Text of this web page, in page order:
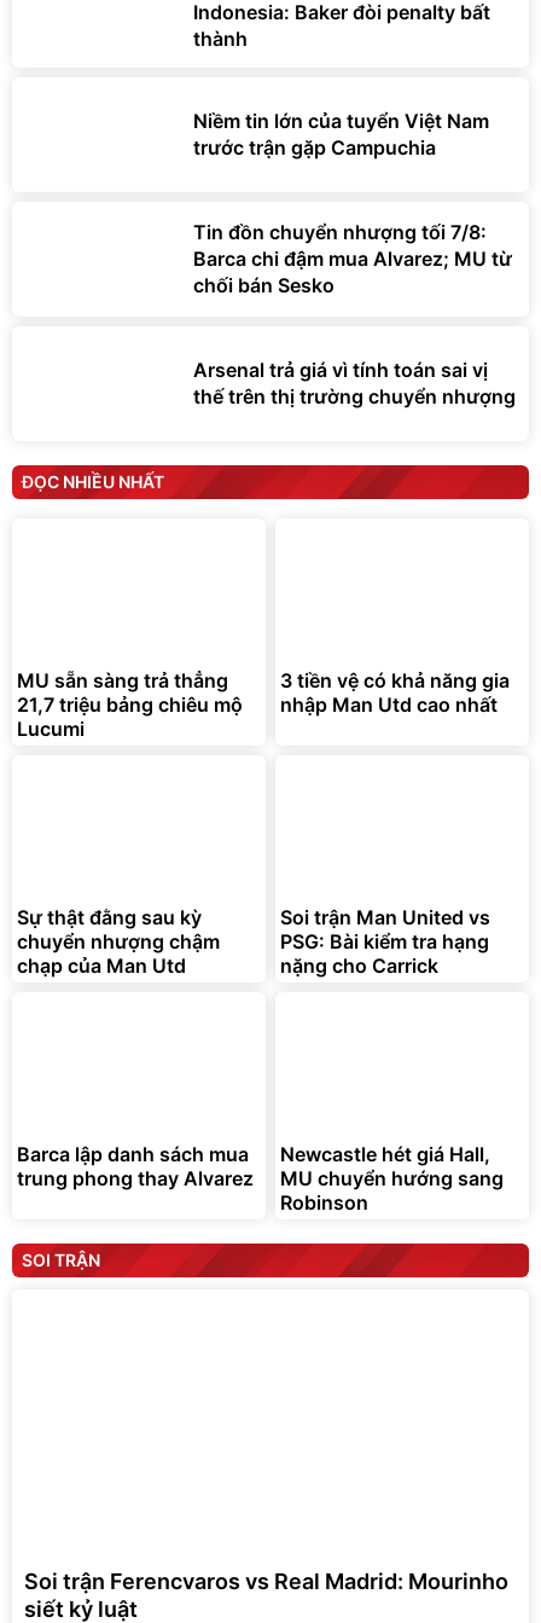
Indonesia: Baker đòi penalty bất
thành
Niềm tin lớn của tuyển Việt Nam
trước trận gặp Campuchia
Tin đồn chuyển nhượng tối 7/8:
Barca chi đậm mua Alvarez; MU từ
chối bán Sesko
Arsenal trả giá vì tính toán sai vị
thế trên thị trường chuyển nhượng
ĐỌC NHIỀU NHẤT
MU sẵn sàng trả thẳng
21,7 triệu bảng chiêu mộ
Lucumi
3 tiền vệ có khả năng gia
nhập Man Utd cao nhất
Sự thật đằng sau kỳ
chuyển nhượng chậm
chạp của Man Utd
Soi trận Man United vs
PSG: Bài kiểm tra hạng
nặng cho Carrick
Barca lập danh sách mua
trung phong thay Alvarez
Newcastle hét giá Hall,
MU chuyển hướng sang
Robinson
SOI TRẬN
Soi trận Ferencvaros vs Real Madrid: Mourinho
siết kỷ luật